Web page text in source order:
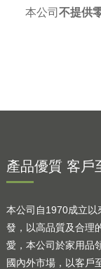
本公司 不提供
產品優質 客戶
本公司自1970成立以
發，以高品質及合理
愛，本公司於家用品
國內外市場，以客戶